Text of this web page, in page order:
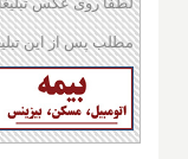
مطلب پس از این